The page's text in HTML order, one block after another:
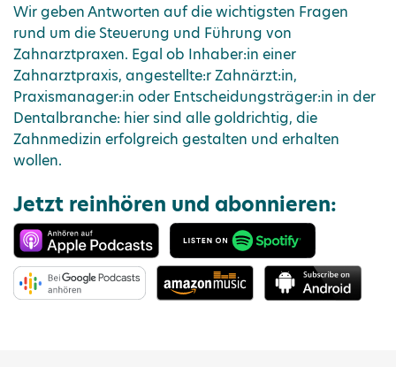
Wir geben Antworten auf die wichtigsten Fragen
rund um die Steuerung und Führung von
Zahnarztpraxen. Egal ob Inhaber:in einer
Zahnarztpraxis, angestellte:r Zahnärzt:in,
Praxismanager:in oder Entscheidungsträger:in in der
Dentalbranche: hier sind alle goldrichtig, die
Zahnmedizin erfolgreich gestalten und erhalten
wollen.
Jetzt reinhören und abonnieren: